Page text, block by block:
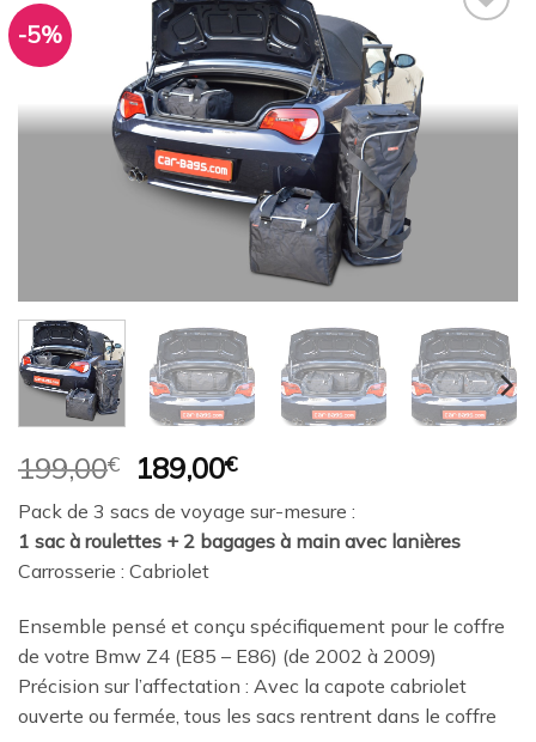
-5%
199,00€
Le
prix
initial
était :
199,00€.
189,00€Le
actuel
est :
Pack de 3 sacs de voyage sur-mesure :
1 sac à roulettes + 2 bagages à main avec lanières
Carrosserie : Cabriolet
Ensemble pensé et conçu spécifiquement pour le coffre
de votre Bmw Z4 (E85 – E86) (de 2002 à 2009)
Précision sur l’affectation : Avec la capote cabriolet
ouverte ou fermée, tous les sacs rentrent dans le coffre